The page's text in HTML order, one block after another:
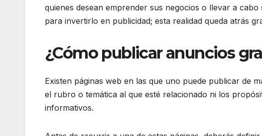
quienes desean emprender sus negocios o llevar a
para invertirlo en publicidad; esta realidad queda atrás
¿Cómo publicar anuncios
Existen páginas web en las que uno puede publicar de
el rubro o temática al que esté relacionado ni los
informativos.